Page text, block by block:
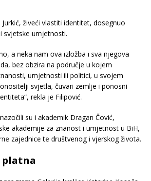
živeći vlastiti identitet, dosegnuo
svjetske umjetnosti.
a neka nam ova izložba i sva njegova
bez obzira na područje u kojem
umjetnosti ili politici, u svojem
svjetla, čuvari zemlje i ponosni
rekla je Filipović.
su i akademik Dragan Čović,
akademije za znanost i umjetnost u BiH,
zajednice te društvenog i vjerskog života.
platna